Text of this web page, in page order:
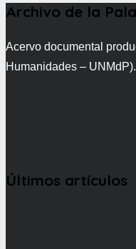
Archivo de la
Acervo documental
Humanidades – UNMdP).
Últimos artículos